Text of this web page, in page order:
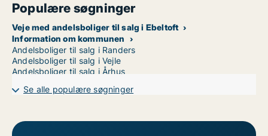
Populære søgninger
Veje med andelsboliger til salg i Ebeltoft
Information om kommunen
Andelsboliger til salg i Randers
Andelsboliger til salg i Vejle
Andelsboliger til salg i Århus
Se alle populære søgninger